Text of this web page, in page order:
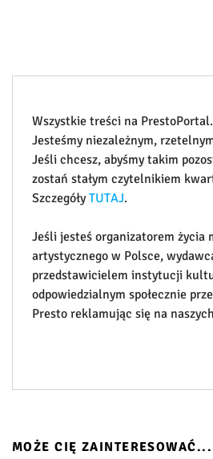
Wszystkie treści na
Jesteśmy niezależnym,
Jeśli chcesz, abyśmy takim
zostań stałym czytelnikiem
SzczegółyTUTAJ.
Jeśli jesteś organizatorem życia
artystycznego w Polsce,
przedstawicielem instytucji
odpowiedzialnym społecznie
Presto reklamując się na
MOŻE CIĘ ZAINTERESOWAĆ...